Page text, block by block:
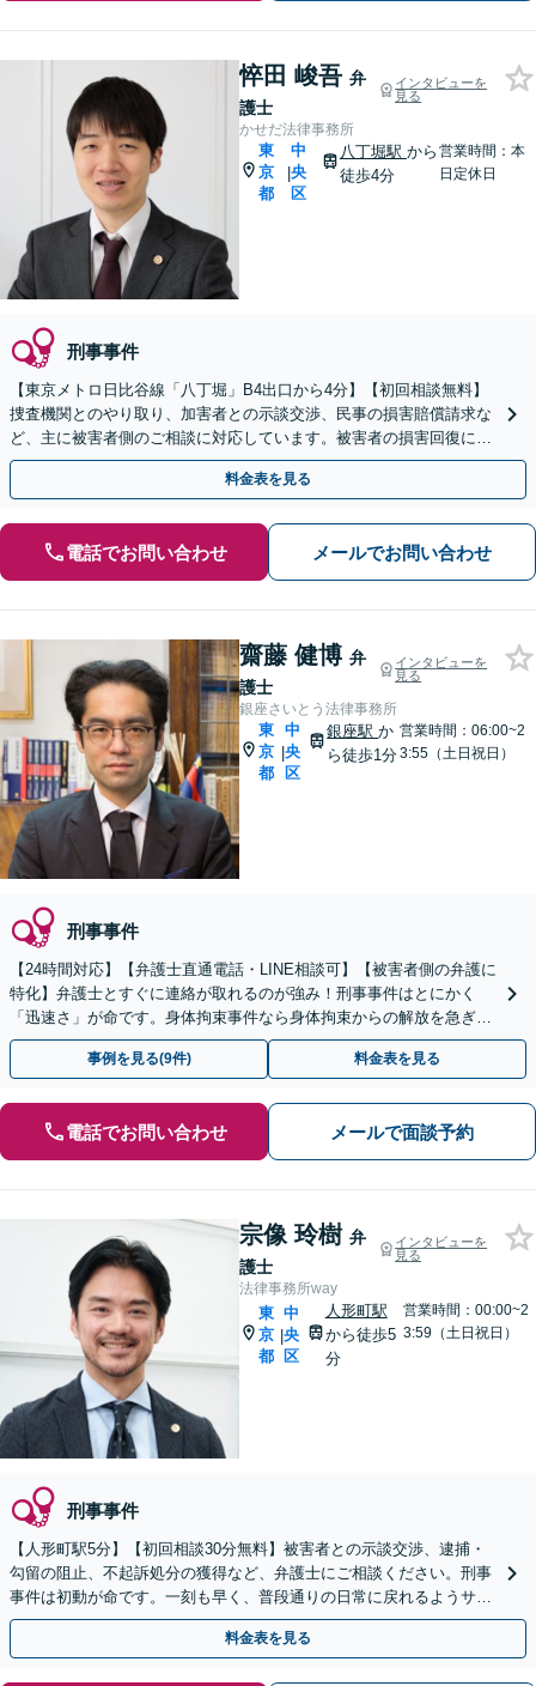
悴田 峻吾 弁
護士
インタビューを
見る
かせだ法律事務所
東
京
都
|
中
央
区
八丁堀駅 から
徒歩4分
営業時間：本
日定休日
刑事事件
【東京メトロ日比谷線「八丁堀」B4出口から4分】【初回相談無料】
捜査機関とのやり取り、加害者との示談交渉、民事の損害賠償請求な
ど、主に被害者側のご相談に対応しています。被害者の損害回復に向
けて尽力いたします。【電話相談可】【休日面談可】
料金表を見る
電話でお問い合わせ メールでお問い合わせ
齋藤 健博 弁
護士
インタビューを
見る
銀座さいとう法律事務所
東
京
都
|
中
央
区
銀座駅か
ら徒歩1分
営業時間：06:00~2
3:55（土日祝日）
刑事事件
【24時間対応】【弁護士直通電話・LINE相談可】【被害者側の弁護に
特化】弁護士とすぐに連絡が取れるのが強み！刑事事件はとにかく
「迅速さ」が命です。身体拘束事件なら身体拘束からの解放を急ぎま
す。示談交渉はお任せください。
事例を見る(9件) 料金表を見る
電話でお問い合わせ メールで面談予約
宗像 玲樹 弁
護士
インタビューを
見る
法律事務所way
東
京
都
|
中
央
区
人形町駅
から徒歩5
分
営業時間：00:00~2
3:59（土日祝日）
刑事事件
【人形町駅5分】【初回相談30分無料】被害者との示談交渉、逮捕・
勾留の阻止、不起訴処分の獲得など、弁護士にご相談ください。刑事
事件は初動が命です。一刻も早く、普段通りの日常に戻れるようサポ
ートいたします。【電話相談対応】【休日・夜間対応】
料金表を見る